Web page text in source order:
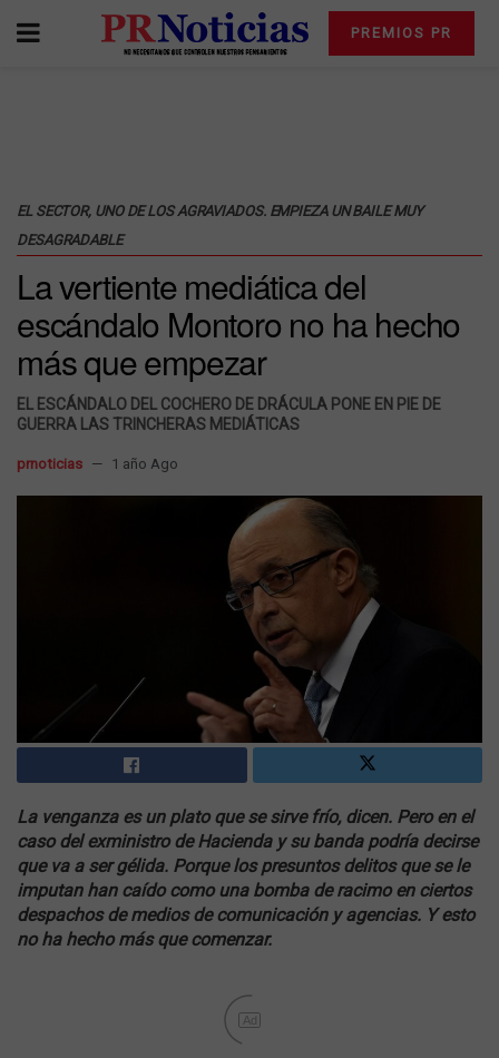
PREMIOS PR
EL SECTOR, UNO DE LOS AGRAVIADOS. EMPIEZA UN BAILE MUY
DESAGRADABLE
La vertiente mediática del
escándalo Montoro no ha hecho
más que empezar
EL ESCÁNDALO DEL COCHERO DE DRÁCULA PONE EN PIE DE
GUERRA LAS TRINCHERAS MEDIÁTICAS
prnoticias 1 año Ago
La venganza es un plato que se sirve frío, dicen. Pero en el
caso del exministro de Hacienda y su banda podría decirse
que va a ser gélida. Porque los presuntos delitos que se le
imputan han caído como una bomba de racimo en ciertos
despachos de medios de comunicación y agencias. Y esto
no ha hecho más que comenzar.
Ad